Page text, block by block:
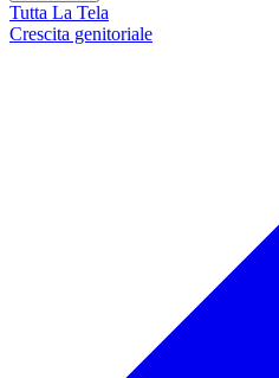
Tutta La Tela
Crescita genitoriale